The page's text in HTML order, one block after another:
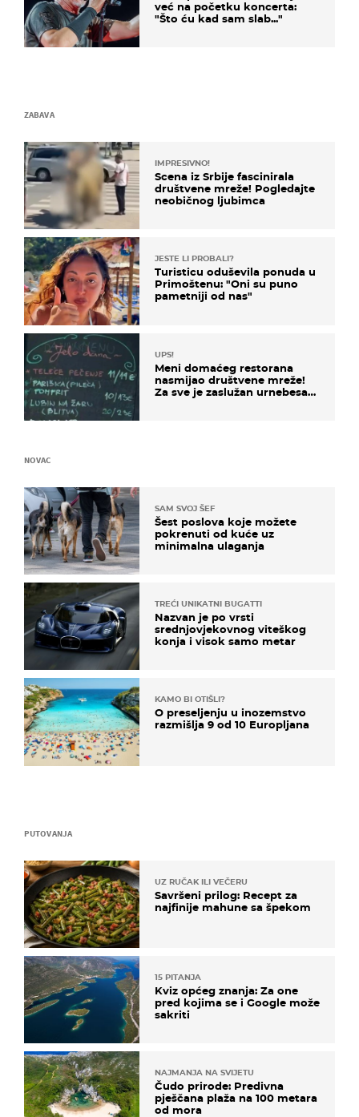
već na početku koncerta:
"Što ću kad sam slab..."
ZABAVA
IMPRESIVNO!
Scena iz Srbije fascinirala
društvene mreže! Pogledajte
neobičnog ljubimca
JESTE LI PROBALI?
Turisticu oduševila ponuda u
Primoštenu: "Oni su puno
pametniji od nas"
UPS!
Meni domaćeg restorana
nasmijao društvene mreže!
Za sve je zaslužan urnebesan
PUTOVANJA
UZ RUČAK ILI VEČERU
Savršeni prilog: Recept za
najfinije mahune sa špekom
15 PITANJA
Kviz općeg znanja: Za one
pred kojima se i Google može
sakriti
NAJMANJA NA SVIJETU
Čudo prirode: Predivna
pješčana plaža na 100 metara
od mora
NOVAC
SAM SVOJ ŠEF
Šest poslova koje možete
pokrenuti od kuće uz
minimalna ulaganja
TREĆI UNIKATNI BUGATTI
Nazvan je po vrsti
srednjovjekovnog viteškog
konja i visok samo metar
KAMO BI OTIŠLI?
O preseljenju u inozemstvo
razmišlja 9 od 10 Europljana